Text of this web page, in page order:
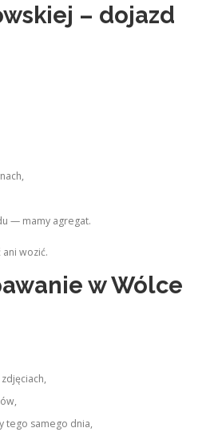
– dojazd
— mamy agregat.
wozić.
w Wólce
tego samego dnia,